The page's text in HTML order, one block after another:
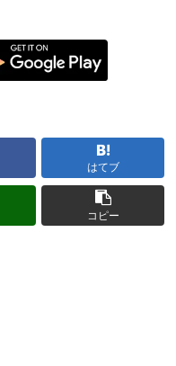
はてブ
コピー